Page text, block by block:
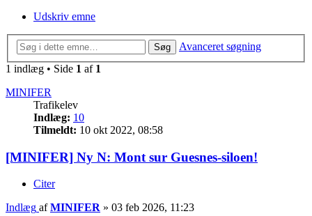
Udskriv emne
Søg
Avanceret søgning
1 indlæg • Side 1 af 1
MINIFER
Trafikelev
Indlæg: 10
Tilmeldt: 10 okt 2022, 08:58
[MINIFER] Ny N: Mont sur Guesnes-siloen!
Citer
Indlæg afMINIFER » 03 feb 2026, 11:23